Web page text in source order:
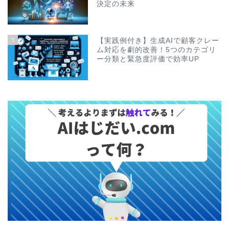
決定の未来
5
【実践例付き】生成AIで顧客クレー
ム対応を劇的改善！5つのカテゴリ
ー分類と緊急度評価で効率UP